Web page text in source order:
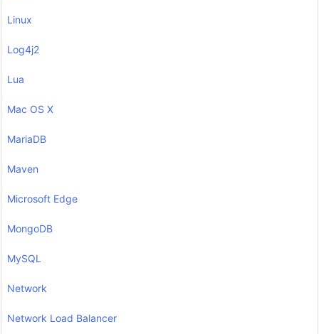
Linux
Log4j2
Lua
Mac OS X
MariaDB
Maven
Microsoft Edge
MongoDB
MySQL
Network
Network Load Balancer